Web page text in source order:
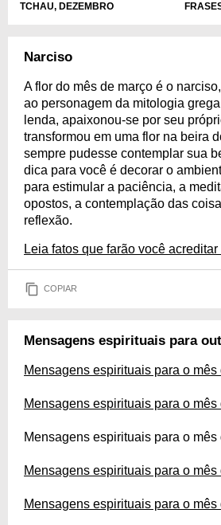
TCHAU, DEZEMBRO
Narciso
A flor do mês de março é o
ao personagem da mitologia
lenda, apaixonou-se por seu
transformou em uma flor na beira
sempre pudesse contemplar sua
dica para você é decorar o
para estimular a paciência, a
opostos, a contemplação das
reflexão.
Leia fatos que farão você
COPIAR
Mensagens espirituais para
Mensagens espirituais para o
Mensagens espirituais para o mês
Mensagens espirituais para o mês
Mensagens espirituais para o mês
Mensagens espirituais para o mês